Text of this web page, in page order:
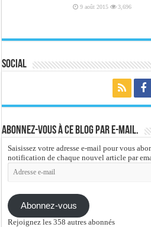
9 août 2015 3,696
Social
Abonnez-vous à ce blog par e-mail.
Saisissez votre adresse e-mail pour vous
notification de chaque nouvel article par
Adresse
e-
Abonnez-vous
Rejoignez les 358 autres abonnés